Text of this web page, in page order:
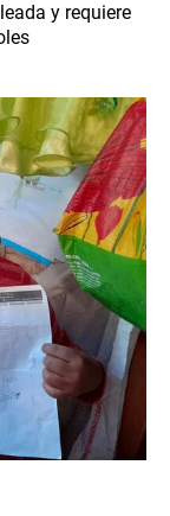
y requiere